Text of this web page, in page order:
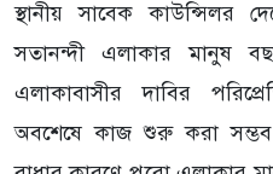
স্থানীয় সাবেক কাউন্সিলর
সতানন্দী এলাকার মানুষ
এলাকাবাসীর দাবির
অবশেষে কাজ শুরু করা